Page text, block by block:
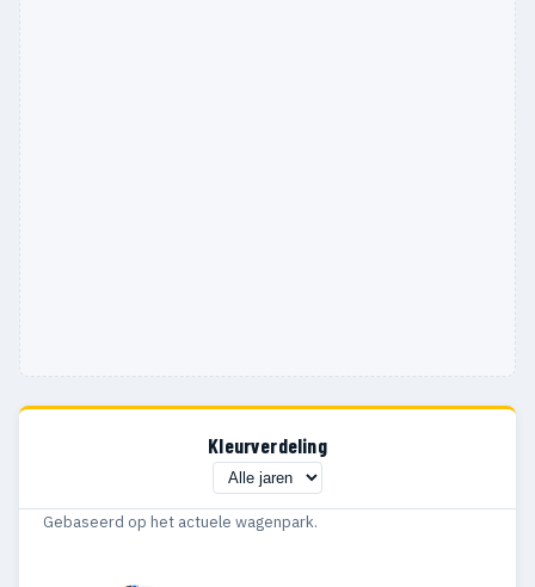
Kleurverdeling
Gebaseerd op het actuele wagenpark.